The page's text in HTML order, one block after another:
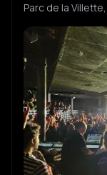
Parc de la